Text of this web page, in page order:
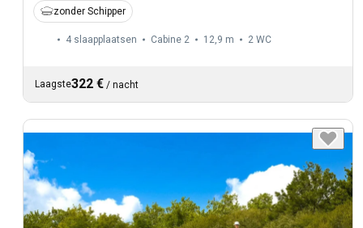
zonder Schipper
4 slaapplaatsen Cabine 2 12,9 m 2 WC
Laagste322 € / nacht